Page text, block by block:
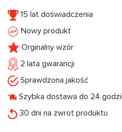
15 lat doświadczenia
Nowy produkt
Orginalny wzór
2 lata gwarancji
Sprawdzona jakość
Szybka dostawa do 24
30 dni na zwrot produktu